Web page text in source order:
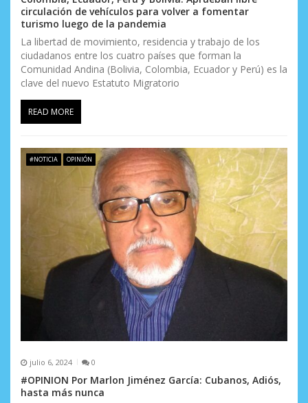
circulación de vehículos para volver a fomentar
turismo luego de la pandemia
La libertad de movimiento, residencia y trabajo de los
ciudadanos entre los cuatro países que forman la
Comunidad Andina (Bolivia, Colombia, Ecuador y Perú) es la
clave del nuevo Estatuto Migratorio
READ MORE
#NOTICIA OPINIÓN
julio 6, 2024 0
#OPINION Por Marlon Jiménez García: Cubanos, Adiós,
hasta más nunca